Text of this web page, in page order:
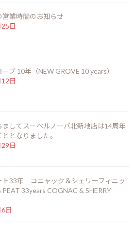
」の中では最大サイズ。
た目から放たれる最初の香りは、優
ます。
ィなテイストで、その優しく濃密な味
通な方からも人気の高い葉巻のひと
きな方でも決して軽すぎず、香りと
いただけます。お肉料理や、中華な
イINDEX
営業時間のお知らせ
日
ブ 10年（NEW GROVE 10 years）
日
ましてスーペルノーバ北新地店は14周年
となりました。
日
ト33年 コニャック＆シェリーフィニッ
PEAT 33years COGNAC & SHERRY
日